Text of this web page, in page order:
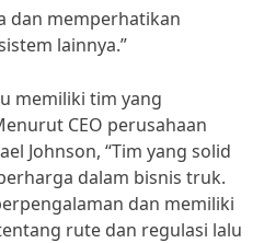
dan memperhatikan
lainnya.”
memiliki tim yang
CEO perusahaan
Johnson, “Tim yang solid
dalam bisnis truk.
dan memiliki
rute dan regulasi lalu